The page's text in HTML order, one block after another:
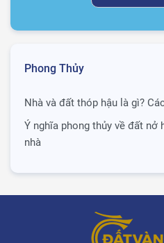
Phong Thủy
Nhà và đất thóp hậu là gì?
Ý nghĩa phong thủy về đất nở
nhà